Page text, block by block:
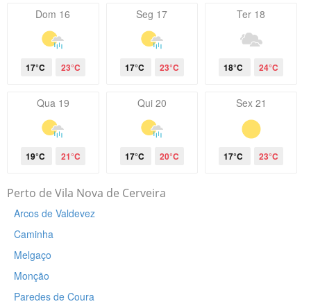
Dom 16
17°C 23°C
Seg 17
17°C 23°C
Ter 18
18°C 24°C
Qua 19
19°C 21°C
Qui 20
17°C 20°C
Sex 21
17°C 23°C
Perto de Vila Nova de Cerveira
Arcos de Valdevez
Caminha
Melgaço
Monção
Paredes de Coura